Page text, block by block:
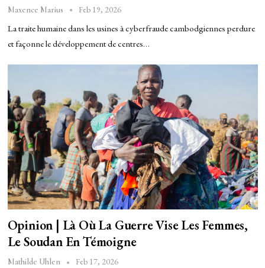
Maxence Marius Feb 19, 2026
La traite humaine dans les usines à cyberfraude cambodgiennes perdure
et façonne le développement de centres…
Opinion | Là Où La Guerre Vise Les Femmes,
Le Soudan En Témoigne
Mathilde Uhlen Feb 17, 2026